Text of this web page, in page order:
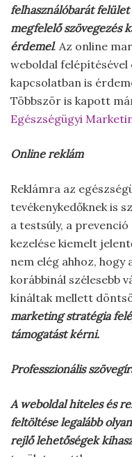
felhasználóbarát
megfelelő szövegezés
érdemel. Az online
weboldal felépítésével
kapcsolatban is
Többször is kapott
Egészségügyi
Online reklám
Reklámra az
tevékenykedőknek is
a testsúly, a
kezelése kiemelt
nem elég ahhoz, hogy
korábbinál szélesebb
kínáltak mellett
marketing stratégia
támogatást kérni.
Professzionális
A weboldal hiteles és
feltöltése legalább
rejlő lehetőségek